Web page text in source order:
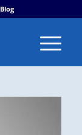
Blog